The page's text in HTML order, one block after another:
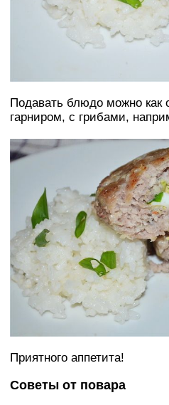
Подавать блюдо можно как
гарниром, с грибами,
Приятного аппетита!
Советы от повара